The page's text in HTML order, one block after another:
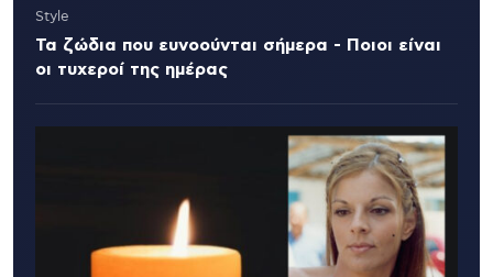
Style
Τα ζώδια που ευνοούνται σήμερα - Ποιοι είναι
οι τυχεροί της ημέρας